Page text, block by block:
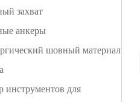
захват
анкеры
шовный материал
инструментов для